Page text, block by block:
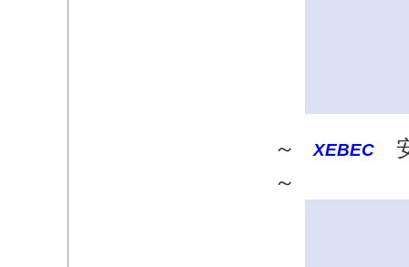
～ XEBEC
～​